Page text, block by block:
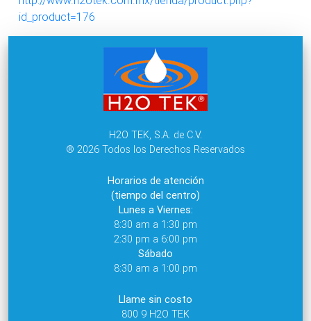
id_product=176
H2O TEK, S.A. de C.V.
® 2026 Todos los Derechos Reservados
Horarios de atención
(tiempo del centro)
Lunes a Viernes:
8:30 am a 1:30 pm
2:30 pm a 6:00 pm
Sábado
8:30 am a 1:00 pm
Llame sin costo
800 9 H2O TEK